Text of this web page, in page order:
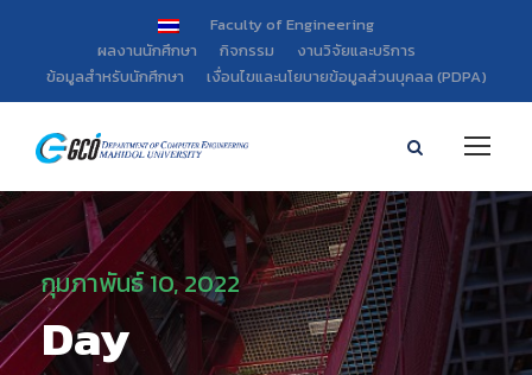
Faculty of Engineering
ผลงานนักศึกษา
กิจกรรม
งานวิจัยและบริการ
ข้อมูลสำหรับนักศึกษา
เงื่อนไขและนโยบายข้อมูลส่วนบุคลล (PDPA)
กุมภาพันธ์ 10, 2022
Day